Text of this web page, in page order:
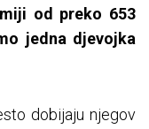
od preko 653
jedna djevojka
dobijaju njegov